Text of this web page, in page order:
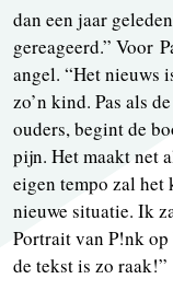
dan een jaar
gereageerd.” Voor
angel. “Het nieuws
zo’n kind. Pas als
ouders, begint de
pijn. Het maakt net
eigen tempo zal
nieuwe situatie. Ik
Portrait van P!nk
de tekst is zo raak!”